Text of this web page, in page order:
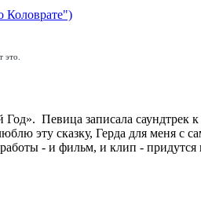
Коловрате")
это.
Певица записала саундтрек
эту сказку, Герда для меня
- и фильм, и клип - придутся